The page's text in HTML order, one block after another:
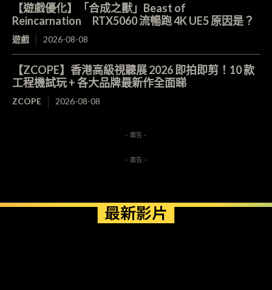
【遊戲優化】「合成之獸」Beast of
Reincarnation RTX5060 流暢跑 4K UE5 原因是？
遊戲 2026-08-08
【ZCOPE】香港高級視聽展 2026 即拍即剪！10 款
工程機試玩 + 各大品牌最新作全面睇
ZCOPE 2026-08-08
- 廣告 -
- 廣告 -
最新影片